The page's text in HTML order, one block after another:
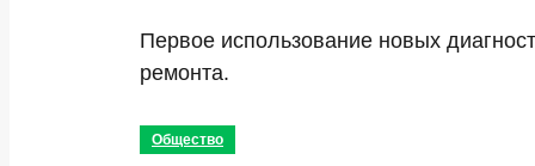
Первое использование новых
ремонта.
Общество